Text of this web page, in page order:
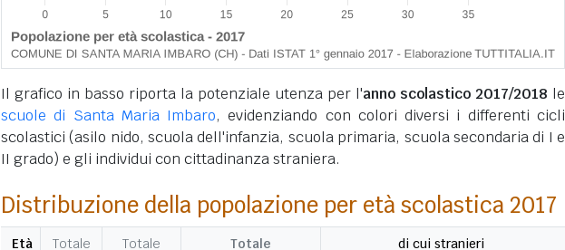
Il grafico in basso riporta la potenziale utenza per l'anno scolastico 2017/2018 le
scuole di Santa Maria Imbaro, evidenziando con colori diversi i differenti cicli
scolastici (asilo nido, scuola dell'infanzia, scuola primaria, scuola secondaria di I e
II grado) e gli individui con cittadinanza straniera.
Distribuzione della popolazione per età scolastica 2017
Età
Totale
Totale
Totale
di cui stranieri